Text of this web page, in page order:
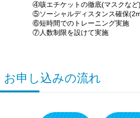
④咳エチケットの徹底(マスクなど)
⑤ソーシャルディスタンス確保
⑥短時間でのトレーニング実施
⑦人数制限を設けて実施
お申し込みの流れ